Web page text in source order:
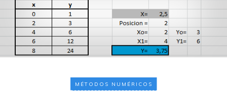
MÉTODOS NUMÉRICOS